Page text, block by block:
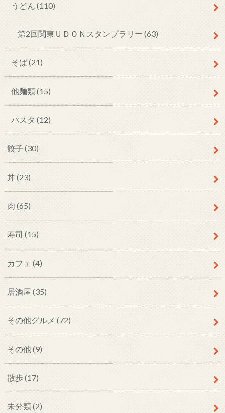
うどん (110)
第2回関東ＵＤＯＮスタンプラリー (63)
そば(21)
他麺類(15)
パスタ (12)
餃子 (30)
丼(23)
肉 (65)
寿司 (15)
カフェ (4)
居酒屋 (35)
その他グルメ (72)
その他(9)
散歩(17)
未分類(2)